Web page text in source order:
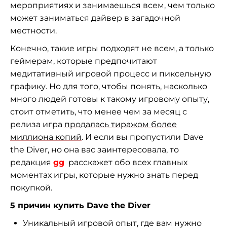
мероприятиях и занимаешься всем, чем только
может заниматься дайвер в загадочной
местности.
Конечно, такие игры подходят не всем, а только
геймерам, которые предпочитают
медитативный игровой процесс и пиксельную
графику. Но для того, чтобы понять, насколько
много людей готовы к такому игровому опыту,
стоит отметить, что менее чем за месяц с
релиза игра продалась тиражом более
миллиона копий. И если вы пропустили Dave
the Diver, но она вас заинтересовала, то
редакция gg расскажет обо всех главных
моментах игры, которые нужно знать перед
покупкой.
5 причин купить Dave the Diver
Уникальный игровой опыт, где вам нужно